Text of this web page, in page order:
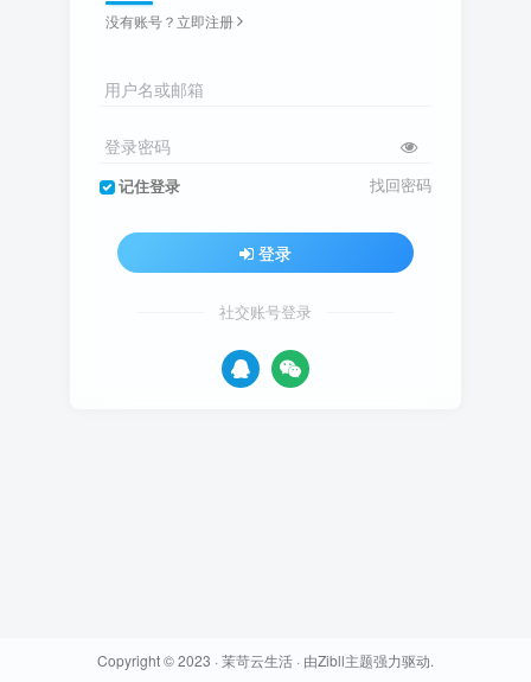
没有账号？立即注册
用户名或邮箱
登录密码
记住登录 找回密码
登录
社交账号登录
Copyright © 2023 · 茉苛云生活 · 由Zibll主题强力驱动.